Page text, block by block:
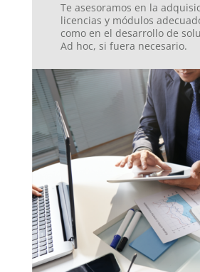
Te asesoramos en la
licencias y módulos
como en el desarrollo de
Ad hoc, si fuera necesario.